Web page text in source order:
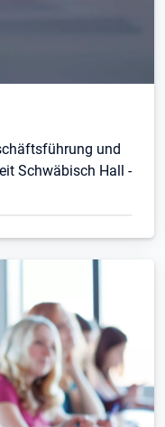
und
Schwäbisch Hall -